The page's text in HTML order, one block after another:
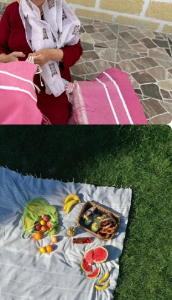
Production
Artisanale